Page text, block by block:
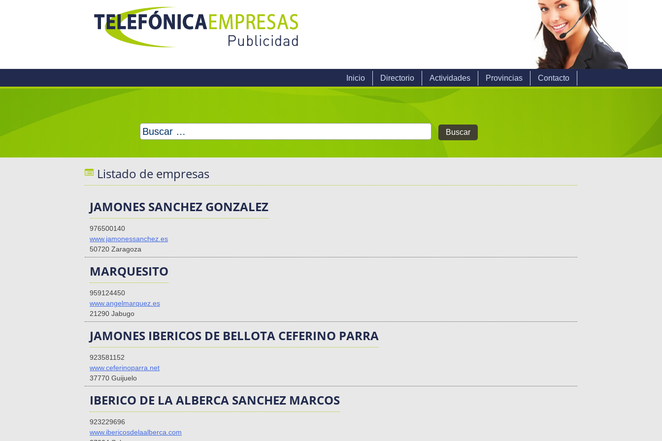
Inicio Directorio Actividades Provincias Contacto
Buscar:
Listado de empresas
JAMONES SANCHEZ GONZALEZ
976500140
www.jamonessanchez.es
50720 Zaragoza
MARQUESITO
959124450
www.angelmarquez.es
21290 Jabugo
JAMONES IBERICOS DE BELLOTA CEFERINO PARRA
923581152
www.ceferinoparra.net
37770 Guijuelo
IBERICO DE LA ALBERCA SANCHEZ MARCOS
923229696
www.ibericosdelaalberca.com